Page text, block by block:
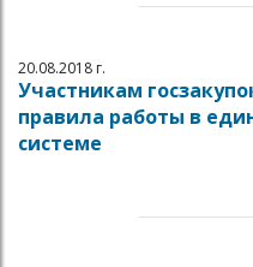
20.08.2018 г.
Участникам
правила работы в
системе